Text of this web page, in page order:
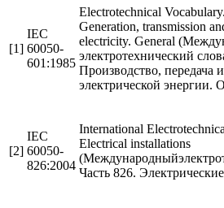
[1]
IEC
60050-
601:1985
Electrotechnical
Generation, transmission
electricity. General
электротехнический
Производство, передача
электрической энергии.
[2]
IEC
60050-
826:2004
International
Electrical installations
Часть 826.